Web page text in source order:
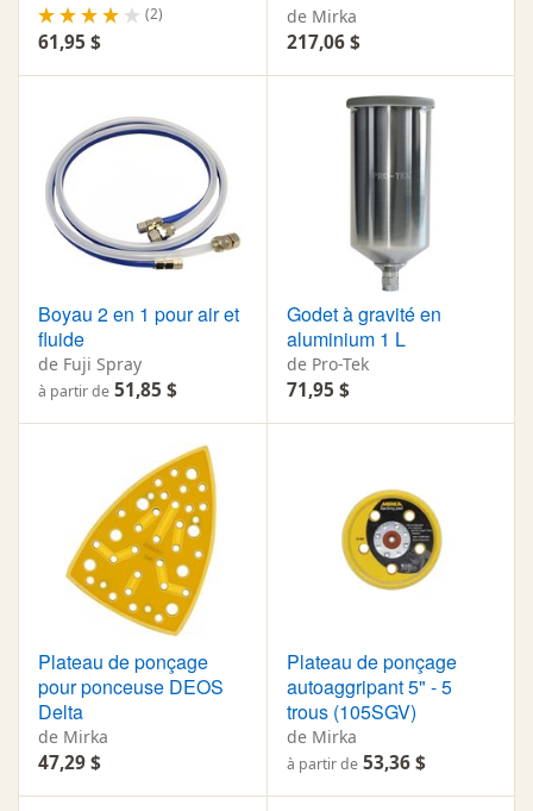
(2)
61,95 $
de Mirka
217,06 $
Boyau 2 en 1 pour air et
fluide
de Fuji Spray
à partir de 51,85 $
Godet à gravité en
aluminium 1 L
de Pro-Tek
71,95 $
Plateau de ponçage
pour ponceuse DEOS
Delta
de Mirka
47,29 $
Plateau de ponçage
autoaggripant 5" - 5
trous (105SGV)
de Mirka
à partir de 53,36 $